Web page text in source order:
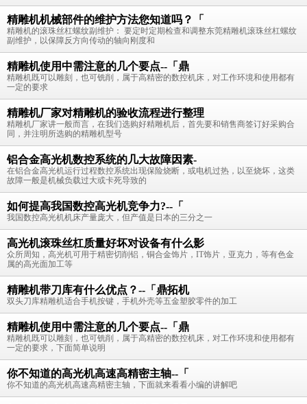
精雕机机械部件的维护方法您知道吗？「
精雕机的滚珠丝杠螺纹副维护： 要定时定期检查和调整东莞精雕机滚珠丝杠螺纹
副维护，以保障反方向传动的轴向刚度和
精雕机使用中需注意的几个要点--「鼎
精雕机既可以雕刻，也可铣削，属于高精密的数控机床，对工作环境和使用都有
一定的要求
精雕机厂家对精雕机的验收流程进行整理
精雕机厂家讲一般而言，在我们选购好精雕机后，首先要和销售商签订好采购合
同，并注明所选购的精雕机型号
铝合金高光机数控系统的几大故障因素-
在铝合金高光机运行过程数控系统出现保险烧断，或电机过热，以至烧坏，这类
故障一般是机械负载过大或卡死导致的
如何提高我国数控高光机竞争力?--「
我国数控高光机机床产量庞大，但产值是日本的三分之一
高光机滚珠丝杠质量好坏对设备有什么影
众所周知，高光机可用于精密切削铝，铜合金饰片，IT饰片，亚克力，等有色金
属的高光面加工等
精雕机带刀库有什么优点？--「鼎拓机
双头刀库精雕机适合手机按键，手机外壳等五金塑胶零件的加工
精雕机使用中需注意的几个要点--「鼎
精雕机既可以雕刻，也可铣削，属于高精密的数控机床，对工作环境和使用都有
一定的要求，下面简单说明
你不知道的高光机高速高精密主轴--「
你不知道的高光机高速高精密主轴，下面就来看看小编的讲解吧